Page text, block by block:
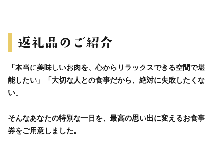
「本当に美味しいお肉を、心からリラックスできる空間で堪
能したい」「大切な人との食事だから、絶対に失敗したくな
い」
そんなあなたの特別な一日を、最高の思い出に変えるお食事
券をご用意しました。